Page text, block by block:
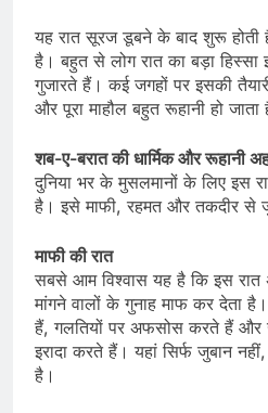
यह रात सूरज डूबने के बाद शुरू
है। बहुत से लोग रात का बड़ा
गुजारते हैं। कई जगहों पर इसकी
और पूरा माहौल बहुत रूहानी हो जाता
शब-ए-बरात की धार्मिक और रूहानी
दुनिया भर के मुसलमानों के लिए इस
है। इसे माफी, रहमत और तकदीर से
माफी की रात
सबसे आम विश्वास यह है कि इस रात
मांगने वालों के गुनाह माफ कर देता
हैं, गलतियों पर अफसोस करते हैं और
इरादा करते हैं। यहां सिर्फ जुबान
है।